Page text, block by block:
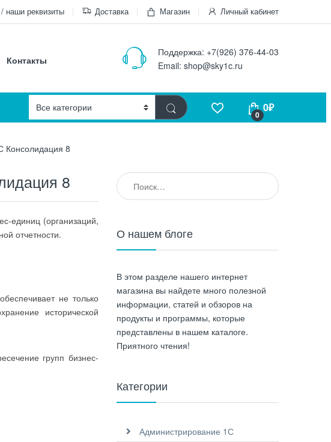
наши реквизиты Доставка Магазин Личный кабинет
Контакты
Поддержка: +7(926) 376-44-03
Email: shop@sky1c.ru
0
0₽
Консолидация 8
8
единиц (организаций,
отчетности.
не только
исторической
групп бизнес-
Найти:
О нашем блоге
В этом разделе нашего интернет
магазина вы найдете много полезной
информации, статей и обзоров на
продукты и программы, которые
представлены в нашем каталоге.
Приятного чтения!
Категории
Администрирование 1С